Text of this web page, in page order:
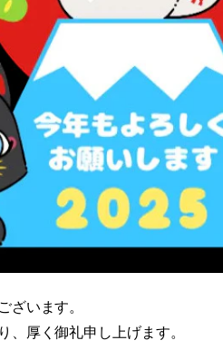
ざいます。
、厚く御礼申し上げます。